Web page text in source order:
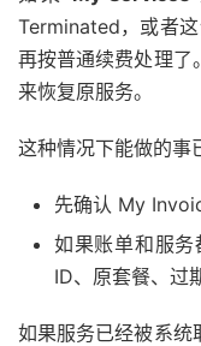
Terminated，或者
再按普通续费处理了
来恢复原服务。
这种情况下能做的事
先确认 My
如果账单和服
ID、原套餐、过
如果服务已经被系统